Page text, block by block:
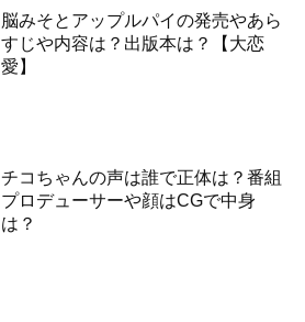
脳みそとアップルパイの発売やあら
すじや内容は？出版本は？【大恋
愛】
チコちゃんの声は誰で正体は？番組
プロデューサーや顔はCGで中身
は？